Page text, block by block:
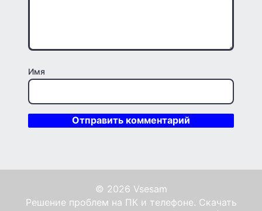
Имя
© 2026 Vsesam
Решение проблем на ПК и телефоне. Скачать